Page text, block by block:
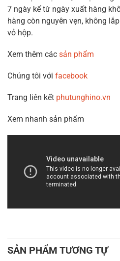
7 ngày kể từ ngày xuất hàng
hàng còn nguyên vẹn, không
vỏ hộp.
Xem thêm các sản phẩm
Chúng tôi với facebook
Trang liên kết phutunghino.vn
Xem nhanh sản phẩm
SẢN PHẨM TƯƠNG TỰ